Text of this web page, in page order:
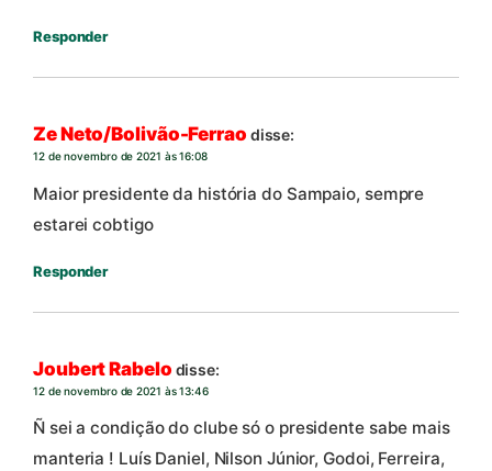
Responder
Ze Neto/Bolivão-Ferrao disse:
12 de novembro de 2021 às 16:08
Maior presidente da história do Sampaio, sempre
estarei cobtigo
Responder
Joubert Rabelo disse:
12 de novembro de 2021 às 13:46
Ñ sei a condição do clube só o presidente sabe mais
manteria ! Luís Daniel, Nilson Júnior, Godoi, Ferreira,